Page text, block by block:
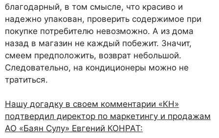
благодарный, в том смысле, что красиво и
надежно упакован, проверить содержимое при
покупке потребителю невозможно. А из дома
назад в магазин не каждый побежит. Значит,
смеем предположить, возврат небольшой.
Следовательно, на кондиционеры можно не
тратиться.
Нашу догадку в своем комментарии «КН»
подтвердил директор по маркетингу и продажам
АО «Баян Сулу» Евгений КОНРАТ: